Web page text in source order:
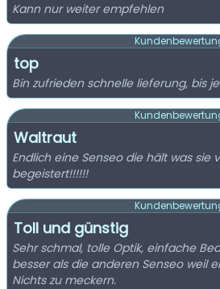
Kann nur weiter empfehlen
top
Bin zufrieden schnelle lieferung, bis
Waltraut
Endlich eine Senseo die hält was sie
begeistert!!!!!!
Toll und günstig
Sehr schmal, tolle Optik, einfache
besser als die anderen Senseo weil
Nichts zu meckern.